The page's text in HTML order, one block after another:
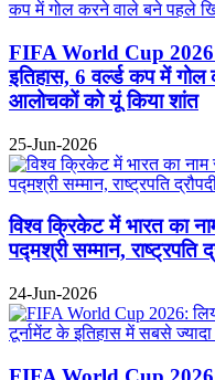
FIFA World Cup 2026 में
इतिहास, 6 वर्ल्ड कप में
आलोचकों को यूं किया शांत
25-Jun-2026
विश्व क्रिकेट में भारत का
पद्मश्री सम्मान, राष्ट्रपति
24-Jun-2026